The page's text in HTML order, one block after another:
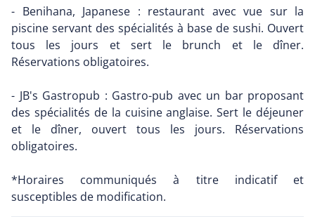
- Benihana, Japanese : restaurant avec vue sur la
piscine servant des spécialités à base de sushi. Ouvert
tous les jours et sert le brunch et le dîner.
Réservations obligatoires.
- JB's Gastropub : Gastro-pub avec un bar proposant
des spécialités de la cuisine anglaise. Sert le déjeuner
et le dîner, ouvert tous les jours. Réservations
obligatoires.
*Horaires communiqués à titre indicatif et
susceptibles de modification.